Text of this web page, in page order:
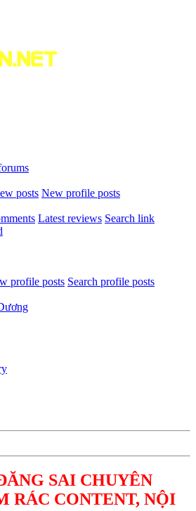
posts New profile posts
Latest reviews Search link
profile posts Search profile posts
SAI CHUYÊN
RÁC CONTENT, NỘI